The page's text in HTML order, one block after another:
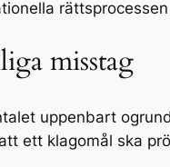
misstag
uppenbart
ett klagomål ska